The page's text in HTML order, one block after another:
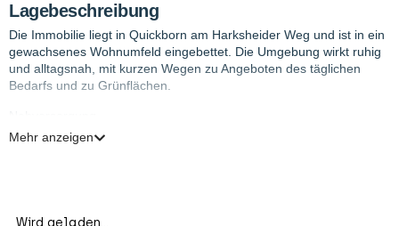
Lagebeschreibung
Die Immobilie liegt in Quickborn am Harksheider Weg und ist in ein
gewachsenes Wohnumfeld eingebettet. Die Umgebung wirkt ruhig
und alltagsnah, mit kurzen Wegen zu Angeboten des täglichen
Bedarfs und zu Grünflächen.
Für den Einkauf liegt der Supermarkt Nahkauf in der Nähe, ergänzt
Mehr anzeigen